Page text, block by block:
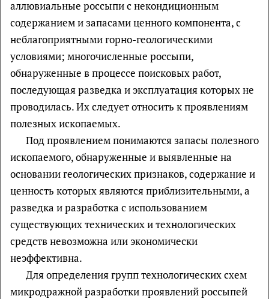
аллювиальные россыпи с некондиционным
содержанием и запасами ценного компонента, с
неблагоприятными горно-геологическими
условиями; многочисленные россыпи,
обнаруженные в процессе поисковых работ,
последующая разведка и эксплуатация которых не
проводилась. Их следует относить к проявлениям
полезных ископаемых.
Под проявлением понимаются запасы полезного
ископаемого, обнаруженные и выявленные на
основании геологических признаков, содержание и
ценность которых являются приблизительными, а
разведка и разработка с использованием
существующих технических и технологических
средств невозможна или экономически
неэффективна.
Для определения групп технологических схем
микродражной разработки проявлений россыпей